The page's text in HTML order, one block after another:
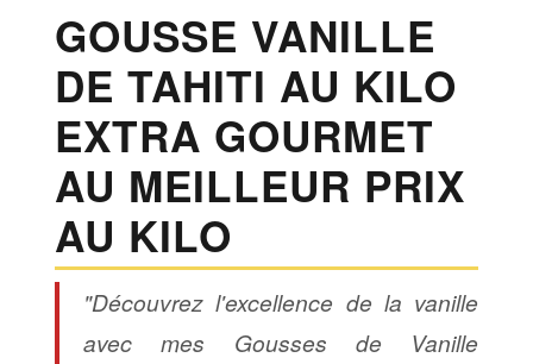
GOUSSE VANILLE
DE TAHITI AU KILO
EXTRA GOURMET
AU MEILLEUR PRIX
AU KILO
"Découvrez l'excellence de la vanille
avec mes Gousses de Vanille